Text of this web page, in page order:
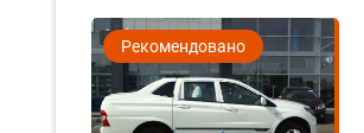
Рекомендовано